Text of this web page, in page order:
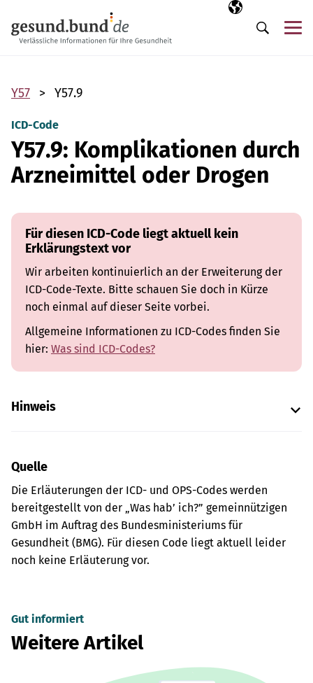
Ausgewählte
DE
Suche
Y57 Y57.9
ICD-Code
Y57.9: Komplikationen durch
Arzneimittel oder Drogen
Für diesen ICD-Code liegt aktuell kein
Erklärungstext vor
Wir arbeiten kontinuierlich an der Erweiterung der
ICD-Code-Texte. Bitte schauen Sie doch in Kürze
noch einmal auf dieser Seite vorbei.
Allgemeine Informationen zu ICD-Codes finden Sie
hier: Was sind ICD-Codes?
Hinweis
Quelle
Die Erläuterungen der ICD- und OPS-Codes werden
bereitgestellt von der „Was hab’ ich?” gemeinnützigen
GmbH im Auftrag des Bundesministeriums für
Gesundheit (BMG). Für diesen Code liegt aktuell leider
noch keine Erläuterung vor.
Gut informiert
Weitere Artikel